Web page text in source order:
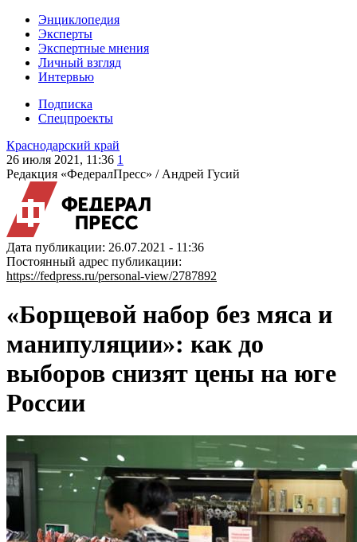
Энциклопедия
Эксперты
Экспертные мнения
Личный взгляд
Интервью
Подписка
Спецпроекты
Краснодарский край
26 июля 2021, 11:36 1
Редакция «ФедералПресс» / Андрей Гусий
Дата публикации: 26.07.2021 - 11:36
Постоянный адрес публикации:
https://fedpress.ru/personal-view/2787892
«Борщевой набор без мяса и
манипуляции»: как до
выборов снизят цены на юге
России